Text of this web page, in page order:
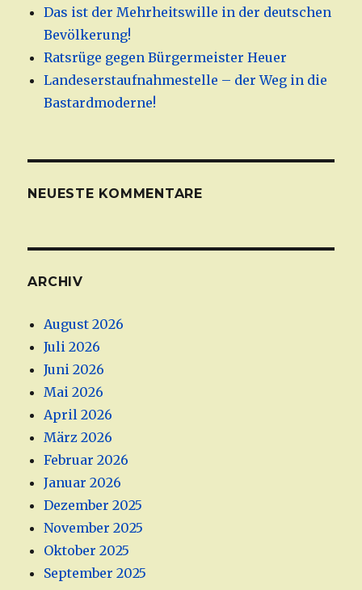
Das ist der Mehrheitswille in der deutschen
Bevölkerung!
Ratsrüge gegen Bürgermeister Heuer
Landeserstaufnahmestelle – der Weg in die
Bastardmoderne!
NEUESTE KOMMENTARE
ARCHIV
August 2026
Juli 2026
Juni 2026
Mai 2026
April 2026
März 2026
Februar 2026
Januar 2026
Dezember 2025
November 2025
Oktober 2025
September 2025